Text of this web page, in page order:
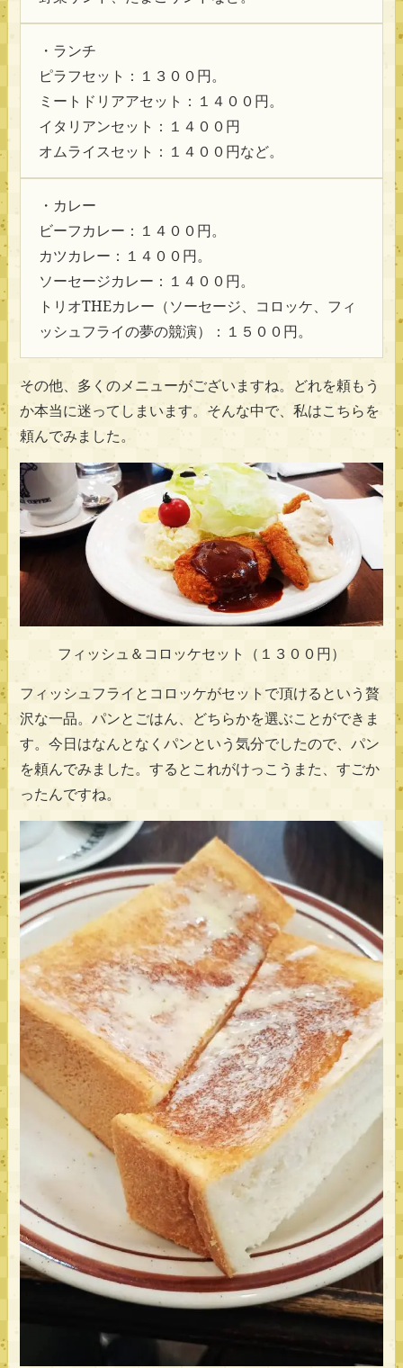
・ランチ
ピラフセット：１３００円。
ミートドリアアセット：１４００円。
イタリアンセット：１４００円
オムライスセット：１４００円など。
・カレー
ビーフカレー：１４００円。
カツカレー：１４００円。
ソーセージカレー：１４００円。
トリオTHEカレー（ソーセージ、コロッケ、フィ
ッシュフライの夢の競演）：１５００円。
その他、多くのメニューがございますね。どれを頼もう
か本当に迷ってしまいます。そんな中で、私はこちらを
頼んでみました。
フィッシュ＆コロッケセット（１３００円）
フィッシュフライとコロッケがセットで頂けるという贅
沢な一品。パンとごはん、どちらかを選ぶことができま
す。今日はなんとなくパンという気分でしたので、パン
を頼んでみました。するとこれがけっこうまた、すごか
ったんですね。